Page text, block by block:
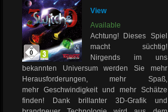
View
Available
Achtung! Dieses Spiel
macht süchtig!
Nirgends im uns
bekannten Universum werden Sie mehr
Herausforderungen, mehr Spaß,
mehr Geschwindigkeit und mehr Schätze
finden! Dank brillanter 3D-Grafik und